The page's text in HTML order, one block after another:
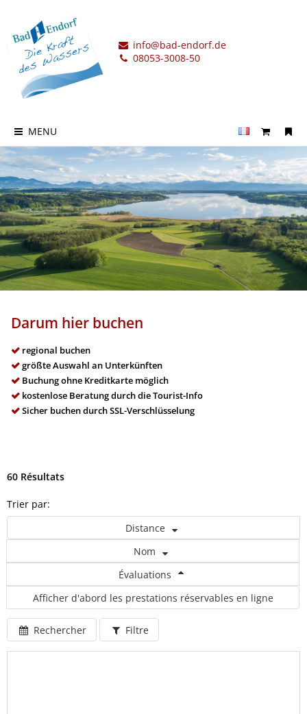
info@bad-endorf.de
08053-3008-50
MENU
Darum hier buchen
regional buchen
größte Auswahl an Unterkünften
Buchung ohne Kreditkarte möglich
kostenlose Beratung durch die Tourist-Info
Sicher buchen durch SSL-Verschlüsselung
60 Résultats
Trier par:
Distance
Nom
Évaluations
Afficher d'abord les prestations réservables en ligne
Rechercher Filtre